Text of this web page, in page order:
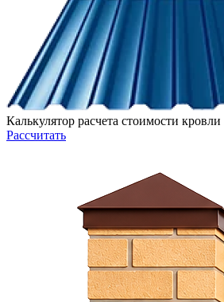
Калькулятор расчета стоимости кровли
Рассчитать